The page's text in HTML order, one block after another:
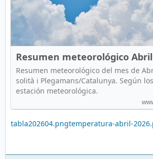
Resumen meteorológico Abril
Resumen meteorológico del mes de
solità i Plegamans/Catalunya. Según
estación meteorológica.
tabla202604.pngtemperatura-abril-